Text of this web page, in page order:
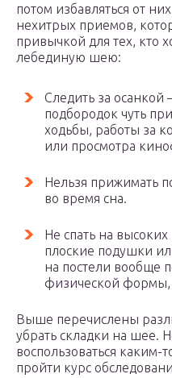
потом избавляться от
нехитрых приемов,
привычкой для тех, кто
лебединую шею:
Следить за осанкой
подбородок чуть
ходьбы, работы за
или просмотра
Нельзя прижимать
во время сна.
Не спать на
плоские подушки
на постели вообще
физической формы,
Выше перечислены
убрать складки на шее.
воспользоваться каким-
пройти курс